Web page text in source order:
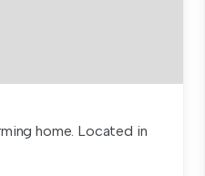
home. Located in